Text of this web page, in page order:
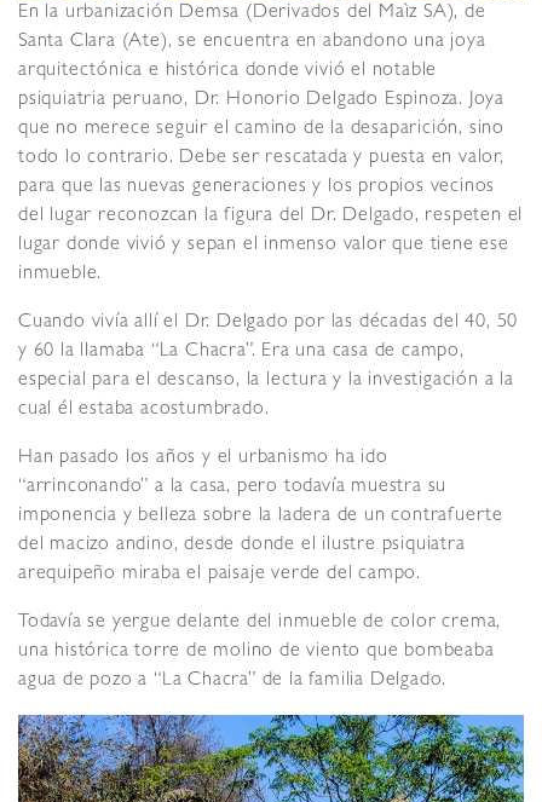
En la urbanización Demsa (Derivados del Maìz SA), de
Santa Clara (Ate), se encuentra en abandono una joya
arquitectónica e histórica donde vivió el notable
psiquiatria peruano, Dr. Honorio Delgado Espinoza. Joya
que no merece seguir el camino de la desaparición, sino
todo lo contrario. Debe ser rescatada y puesta en valor,
para que las nuevas generaciones y los propios vecinos
del lugar reconozcan la figura del Dr. Delgado, respeten el
lugar donde vivió y sepan el inmenso valor que tiene ese
inmueble.
Cuando vivía allí el Dr. Delgado por las décadas del 40, 50
y 60 la llamaba “La Chacra”. Era una casa de campo,
especial para el descanso, la lectura y la investigación a la
cual él estaba acostumbrado.
Han pasado los años y el urbanismo ha ido
“arrinconando” a la casa, pero todavía muestra su
imponencia y belleza sobre la ladera de un contrafuerte
del macizo andino, desde donde el ilustre psiquiatra
arequipeño miraba el paisaje verde del campo.
Todavía se yergue delante del inmueble de color crema,
una histórica torre de molino de viento que bombeaba
agua de pozo a “La Chacra” de la familia Delgado.